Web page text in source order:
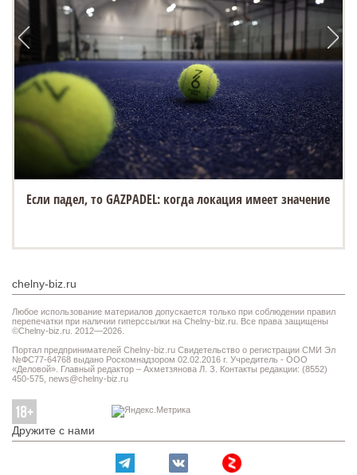
Если падел, то GAZPADEL: когда локация имеет значение
chelny-biz.ru
Любое использование материалов допускается только при соблюдении правил
перепечатки при наличии гиперссылки на Chelny-biz.ru. Все права защищены
©Chelny-biz.ru. 2012—2026.
Портал предпринимателей Chelny-biz.ru Свидетельство о регистрации СМИ Эл
№ФС77-64768 выдано Роскомнадзором 02.02.2016 г. Учредитель - ООО
«Деловой». Главный редактор – Ахметзянова Л. З. Контакты редакции: (8552)
450-575, news@chelny-biz.ru
Дружите с нами